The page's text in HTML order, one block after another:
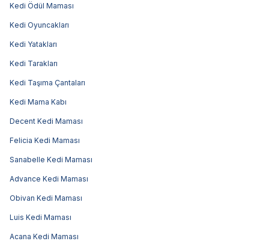
Kedi Ödül Maması
Kedi Oyuncakları
Kedi Yatakları
Kedi Tarakları
Kedi Taşıma Çantaları
Kedi Mama Kabı
Decent Kedi Maması
Felicia Kedi Maması
Sanabelle Kedi Maması
Advance Kedi Maması
Obivan Kedi Maması
Luis Kedi Maması
Acana Kedi Maması